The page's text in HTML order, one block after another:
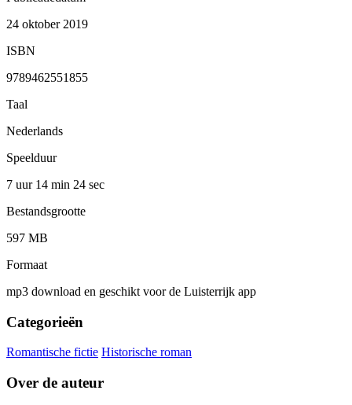
24 oktober 2019
ISBN
9789462551855
Taal
Nederlands
Speelduur
7 uur 14 min 24 sec
Bestandsgrootte
597 MB
Formaat
mp3 download en geschikt voor de Luisterrijk app
Categorieën
Romantische fictie Historische roman
Over de auteur